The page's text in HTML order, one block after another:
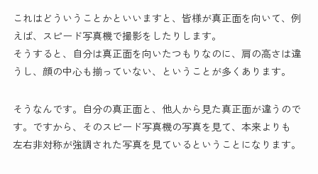
これはどういうことかといいますと、皆様が真正面を向いて、例
えば、スピード写真機で撮影をしたりします。
そうすると、自分は真正面を向いたつもりなのに、肩の高さは違
うし、顔の中心も揃っていない、ということが多くあります。
そうなんです。自分の真正面と、他人から見た真正面が違うので
す。ですから、そのスピード写真機の写真を見て、本来よりも
左右非対称が強調された写真を見ているということになります。